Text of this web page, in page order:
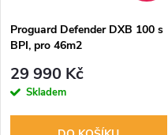
p
r
o
s
p
r
Proguard Defender DXB 100 s
BPI, pro 46m2
29 990 Kč
Skladem